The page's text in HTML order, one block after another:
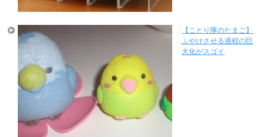
【ことり隊のたまご】
ふやけさせる過程の巨
大化がスゴイ